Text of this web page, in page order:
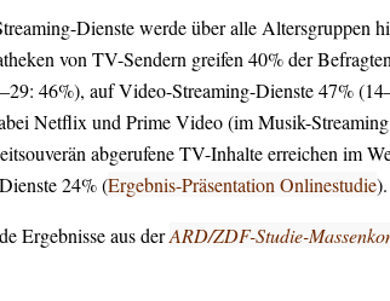
Dienste werde über alle Altersgruppen
von TV-Sendern greifen 40% der
46%), auf Video-Streaming-Dienste 47%
Netflix und Prime Video (im Musik-
abgerufene TV-Inhalte erreichen im
24% (Ergebnis-Präsentation Onlinestudie).
Ergebnisse aus derARD/ZDF-Studie-